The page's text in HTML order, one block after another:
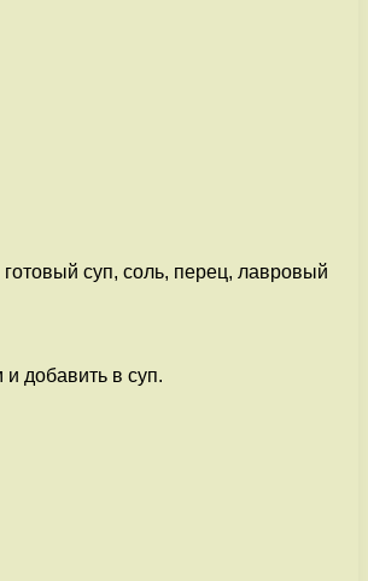
суп, соль, перец, лавровый
добавить в суп.